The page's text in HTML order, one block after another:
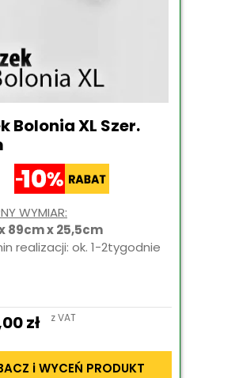
Bolonia XL Szer.
WYMIAR:
89cm x 25,5cm
realizacji: ok. 1-2tygodnie
zł z VAT
i WYCEŃ PRODUKT